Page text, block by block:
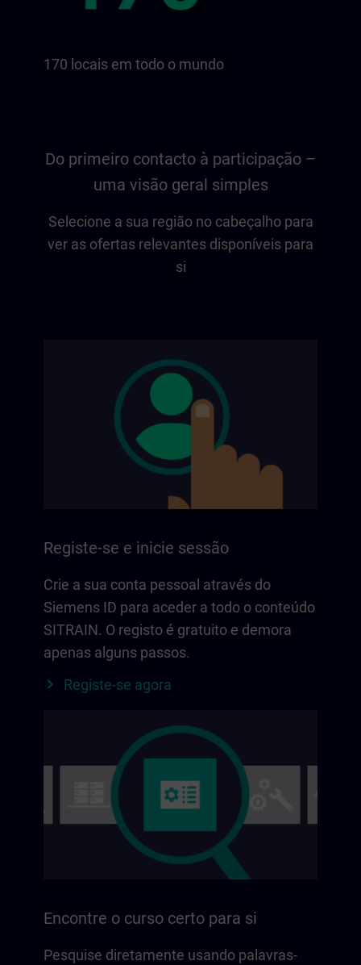
170 locais em todo o mundo
Do primeiro contacto à participação –
uma visão geral simples
Selecione a sua região no cabeçalho para
ver as ofertas relevantes disponíveis para
si
Registe-se e inicie sessão
Crie a sua conta pessoal através do
Siemens ID para aceder a todo o conteúdo
SITRAIN. O registo é gratuito e demora
apenas alguns passos.
Registe-se agora
Encontre o curso certo para si
Pesquise diretamente usando palavras-